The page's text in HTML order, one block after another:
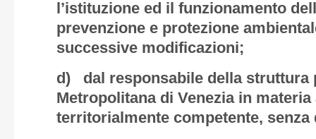
l’istituzione ed il funzionamento
prevenzione e protezione
successive modificazioni;
d) dal responsabile della struttura
Metropolitana di Venezia in materia
territorialmente competente,